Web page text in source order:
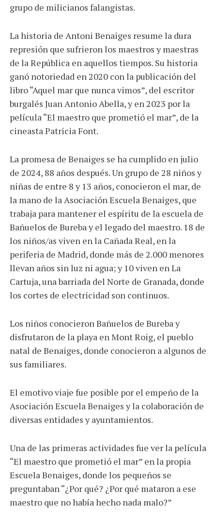
grupo de milicianos falangistas.
La historia de Antoni Benaiges resume la dura
represión que sufrieron los maestros y maestras
de la República en aquellos tiempos. Su historia
ganó notoriedad en 2020 con la publicación del
libro “Aquel mar que nunca vimos”, del escritor
burgalés Juan Antonio Abella, y en 2023 por la
película “El maestro que prometió el mar”, de la
cineasta Patricia Font.
La promesa de Benaiges se ha cumplido en julio
de 2024, 88 años después. Un grupo de 28 niños y
niñas de entre 8 y 13 años, conocieron el mar, de
la mano de la Asociación Escuela Benaiges, que
trabaja para mantener el espíritu de la escuela de
Bañuelos de Bureba y el legado del maestro. 18 de
los niños/as viven en la Cañada Real, en la
periferia de Madrid, donde más de 2.000 menores
llevan años sin luz ni agua; y 10 viven en La
Cartuja, una barriada del Norte de Granada, donde
los cortes de electricidad son continuos.
Los niños conocieron Bañuelos de Bureba y
disfrutaron de la playa en Mont Roig, el pueblo
natal de Benaiges, donde conocieron a algunos de
sus familiares.
El emotivo viaje fue posible por el empeño de la
Asociación Escuela Benaiges y la colaboración de
diversas entidades y ayuntamientos.
Una de las primeras actividades fue ver la película
“El maestro que prometió el mar” en la propia
Escuela Benaiges, donde los pequeños se
preguntaban “¿Por qué? ¿Por qué mataron a ese
maestro que no había hecho nada malo?”